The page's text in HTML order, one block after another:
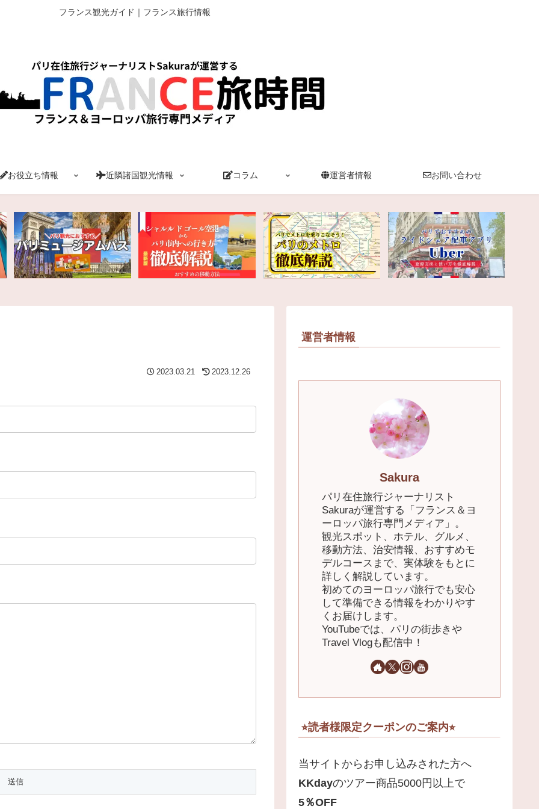
フランス観光ガイド｜フランス旅行情報
お役立ち情報 近隣諸国観光情報 コラム 運営者情報 お問い合わせ
2023.03.21 2023.12.26
運営者情報
Sakura
パリ在住旅行ジャーナリスト
Sakuraが運営する「フランス＆ヨ
ーロッパ旅行専門メディア」。
観光スポット、ホテル、グルメ、
移動方法、治安情報、おすすめモ
デルコースまで、実体験をもとに
詳しく解説しています。
初めてのヨーロッパ旅行でも安心
して準備できる情報をわかりやす
くお届けします。
YouTubeでは、パリの街歩きや
Travel Vlogも配信中！
⭐︎読者様限定クーポンのご案内⭐︎
当サイトからお申し込みされた方へ
KKdayのツアー商品5000円以上で
5％OFF